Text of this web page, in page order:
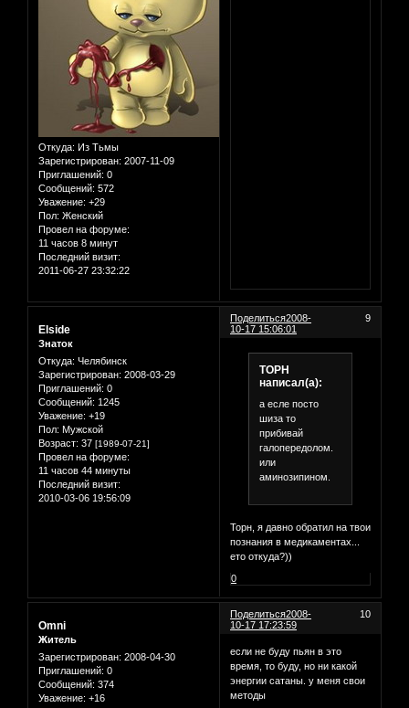
Откуда: Из Тьмы
Зарегистрирован: 2007-11-09
Приглашений: 0
Сообщений: 572
Уважение: +29
Пол: Женский
Провел на форуме:
11 часов 8 минут
Последний визит:
2011-06-27 23:32:22
Поделиться 9
2008-
10-17 15:06:01
Elside
Знаток
Откуда: Челябинск
Зарегистрирован: 2008-03-29
Приглашений: 0
Сообщений: 1245
Уважение: +19
Пол: Мужской
Возраст: 37 [1989-07-21]
Провел на форуме:
11 часов 44 минуты
Последний визит:
2010-03-06 19:56:09
ТОРН
написал(а):
а есле посто
шиза то
прибивай
галопередолом.
или
аминозипином.
Торн, я давно обратил на твои
познания в медикаментах...
ето откуда?))
0
Поделиться 10
2008-
10-17 17:23:59
Omni
Житель
Зарегистрирован: 2008-04-30
Приглашений: 0
Сообщений: 374
Уважение: +16
если не буду пьян в это
время, то буду, но ни какой
энергии сатаны. у меня свои
методы